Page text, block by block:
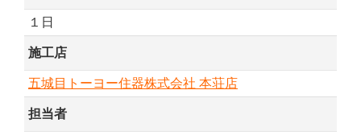
１日
施工店
五城目トーヨー住器株式会社 本荘店
担当者